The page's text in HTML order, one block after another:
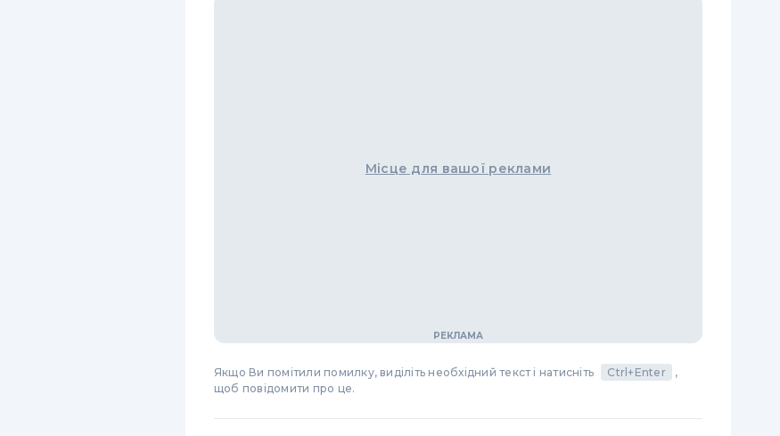
Місце для вашої реклами
Якщо Ви помітили помилку, виділіть необхідний текст і натисніть Ctrl+Enter
,
щоб повідомити про це.